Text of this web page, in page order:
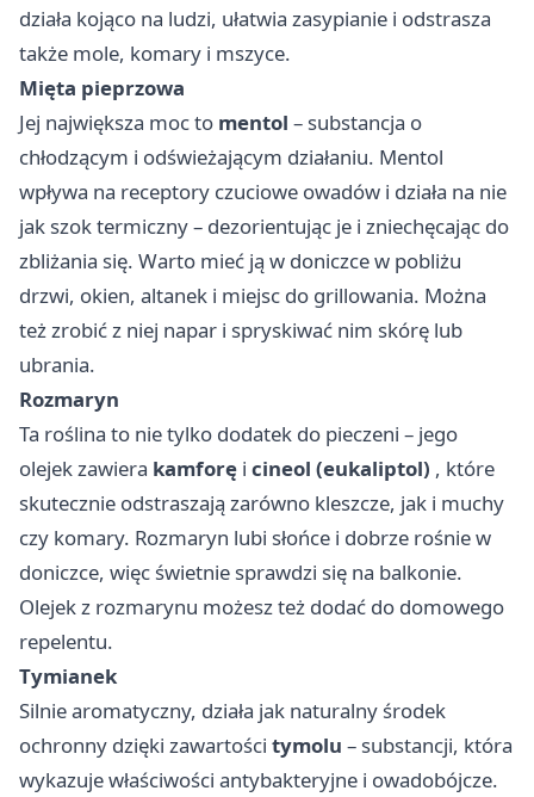
działa kojąco na ludzi, ułatwia zasypianie i odstrasza
także mole, komary i mszyce.
Mięta pieprzowa
Jej największa moc to mentol – substancja o
chłodzącym i odświeżającym działaniu. Mentol
wpływa na receptory czuciowe owadów i działa na nie
jak szok termiczny – dezorientując je i zniechęcając do
zbliżania się. Warto mieć ją w doniczce w pobliżu
drzwi, okien, altanek i miejsc do grillowania. Można
też zrobić z niej napar i spryskiwać nim skórę lub
ubrania.
Rozmaryn
Ta roślina to nie tylko dodatek do pieczeni – jego
olejek zawiera kamforę i cineol (eukaliptol) , które
skutecznie odstraszają zarówno kleszcze, jak i muchy
czy komary. Rozmaryn lubi słońce i dobrze rośnie w
doniczce, więc świetnie sprawdzi się na balkonie.
Olejek z rozmarynu możesz też dodać do domowego
repelentu.
Tymianek
Silnie aromatyczny, działa jak naturalny środek
ochronny dzięki zawartości tymolu – substancji, która
wykazuje właściwości antybakteryjne i owadobójcze.